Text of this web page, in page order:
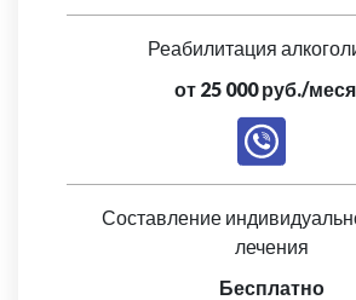
Реабилитация
от 25 000 руб./
Составление
лечения
Бесплатно